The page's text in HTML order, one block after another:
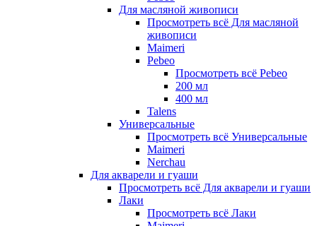
Для масляной живописи
Просмотреть всё Для масляной
живописи
Maimeri
Pebeo
Просмотреть всё Pebeo
200 мл
400 мл
Talens
Универсальные
Просмотреть всё Универсальные
Maimeri
Nerchau
Для акварели и гуаши
Просмотреть всё Для акварели и гуаши
Лаки
Просмотреть всё Лаки